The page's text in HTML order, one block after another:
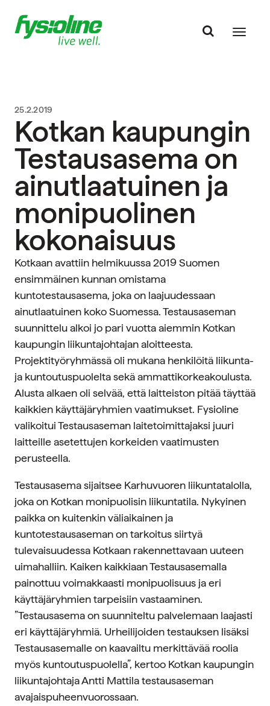
25.2.2019
Kotkan kaupungin
Testausasema on
ainutlaatuinen ja
monipuolinen
kokonaisuus
Kotkaan avattiin helmikuussa 2019 Suomen
ensimmäinen kunnan omistama
kuntotestausasema, joka on laajuudessaan
ainutlaatuinen koko Suomessa. Testausaseman
suunnittelu alkoi jo pari vuotta aiemmin Kotkan
kaupungin liikuntajohtajan aloitteesta.
Projektityöryhmässä oli mukana henkilöitä liikunta-
ja kuntoutuspuolelta sekä ammattikorkeakoulusta.
Alusta alkaen oli selvää, että laitteiston pitää täyttää
kaikkien käyttäjäryhmien vaatimukset. Fysioline
valikoitui Testausaseman laitetoimittajaksi juuri
laitteille asetettujen korkeiden vaatimusten
perusteella.
Testausasema sijaitsee Karhuvuoren liikuntatalolla,
joka on Kotkan monipuolisin liikuntatila. Nykyinen
paikka on kuitenkin väliaikainen ja
kuntotestausaseman on tarkoitus siirtyä
tulevaisuudessa Kotkaan rakennettavaan uuteen
uimahalliin. Kaiken kaikkiaan Testausasemalla
painottuu voimakkaasti monipuolisuus ja eri
käyttäjäryhmien tarpeisiin vastaaminen.
”Testausasema on suunniteltu palvelemaan laajasti
eri käyttäjäryhmiä. Urheilijoiden testauksen lisäksi
Testausasemalle on kaavailtu merkittävää roolia
myös kuntoutuspuolella”, kertoo Kotkan kaupungin
liikuntajohtaja Antti Mattila testausaseman
avajaispuheenvuorossaan.